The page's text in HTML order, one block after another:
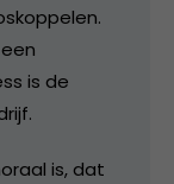
is de
is, dat